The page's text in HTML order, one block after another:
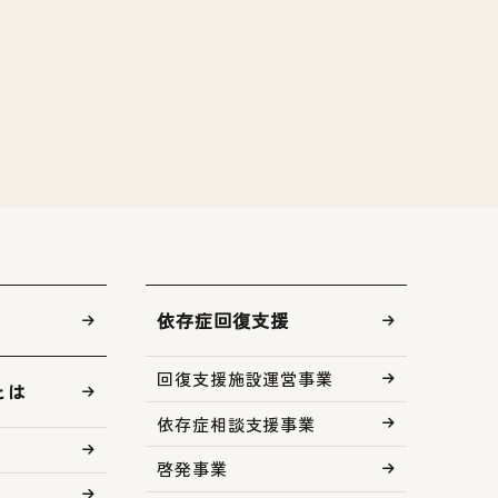
は
依存症回復支援
回復支援施設運営事業
依存症相談支援事業
啓発事業